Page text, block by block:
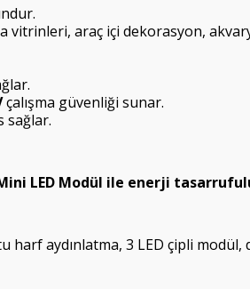
vitrinleri, araç içi dekorasyon,
çalışma güvenliği sunar.
sağlar.
LED Modül ile enerji
aydınlatma, 3 LED çipli modül,